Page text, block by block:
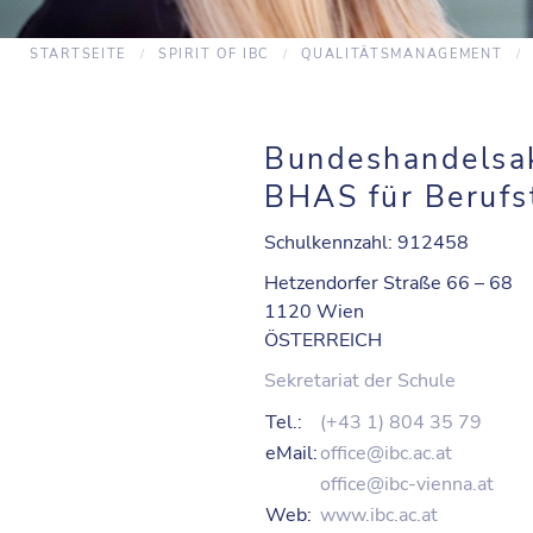
STARTSEITE SPIRIT OF IBC QUALITÄTSMANAGEMENT
BHAS für
Schulkennzahl: 912458
Hetzendorfer Straße 66 – 68
1120 Wien
ÖSTERREICH
Sekretariat der Schule
Tel.:
(+43 1) 804 35 79
eMail:office@ibc.ac.at
office@ibc-vienna.at
Web: www.ibc.ac.at